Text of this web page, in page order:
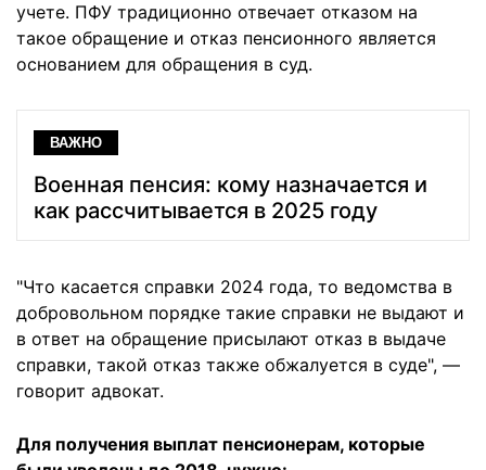
учете. ПФУ традиционно отвечает отказом на
такое обращение и отказ пенсионного является
основанием для обращения в суд.
ВАЖНО
Военная пенсия: кому назначается и
как рассчитывается в 2025 году
"Что касается справки 2024 года, то ведомства в
добровольном порядке такие справки не выдают и
в ответ на обращение присылают отказ в выдаче
справки, такой отказ также обжалуется в суде", —
говорит адвокат.
Для получения выплат пенсионерам, которые